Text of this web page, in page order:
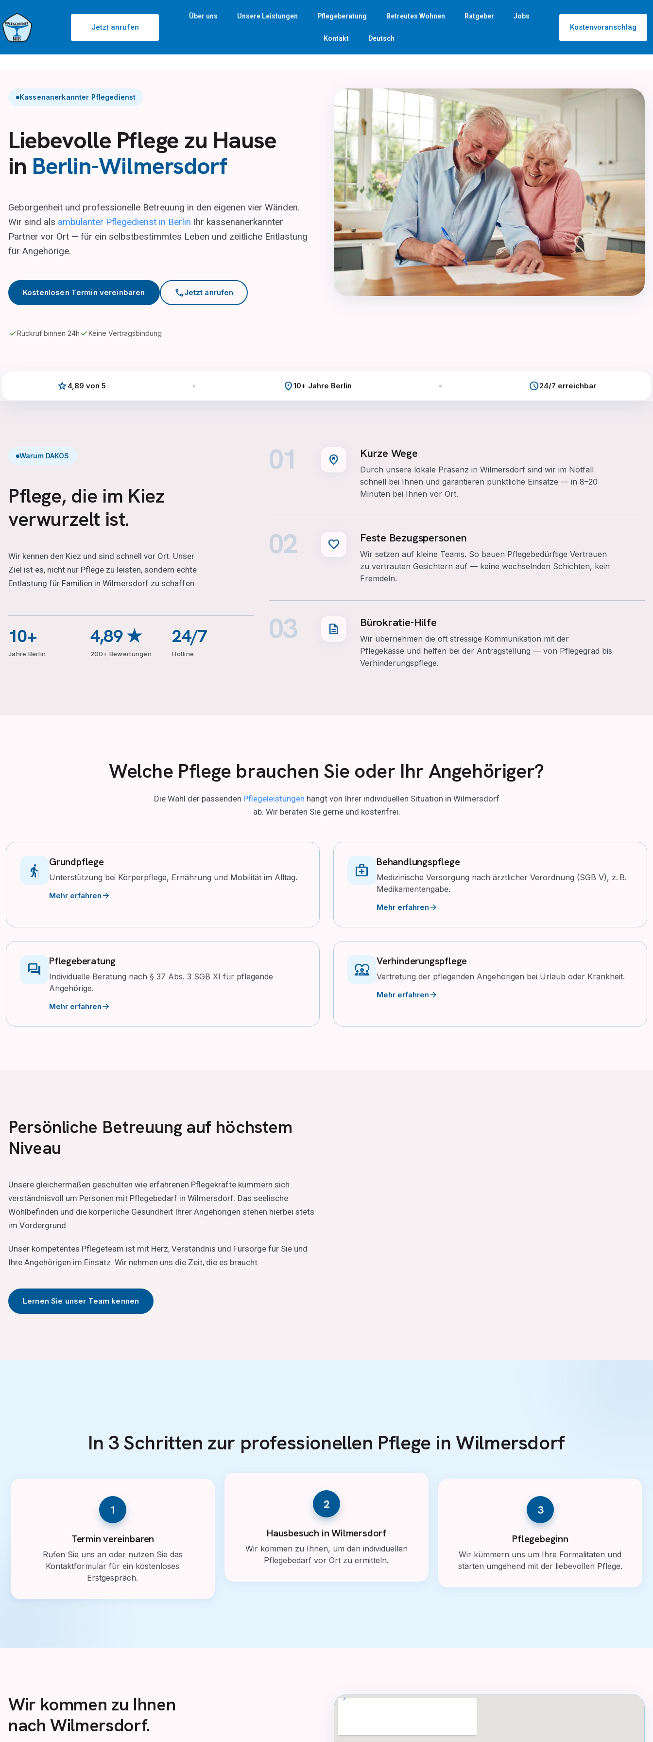
Jetzt anrufen
Über uns Unsere Leistungen Pflegeberatung Betreutes Wohnen Ratgeber Jobs
Kontakt Deutsch
Kostenvoranschlag
Kassenanerkannter Pflegedienst
Liebevolle Pflege zu Hause
in Berlin-Wilmersdorf
Geborgenheit und professionelle Betreuung in den eigenen vier Wänden.
Wir sind als ambulanter Pflegedienst in Berlin Ihr kassenanerkannter
Partner vor Ort — für ein selbstbestimmtes Leben und zeitliche Entlastung
für Angehörige.
Kostenlosen Termin vereinbaren callJetzt anrufen
Rückruf binnen 24h Keine Vertragsbindung
star4,89 von 5 location_on10+ Jahre Berlin schedule24/7 erreichbar
Warum DAKOS
Pflege, die im Kiez
verwurzelt ist.
Wir kennen den Kiez und sind schnell vor Ort. Unser
Ziel ist es, nicht nur Pflege zu leisten, sondern echte
Entlastung für Familien in Wilmersdorf zu schaffen.
10+
Jahre Berlin
4,89 ★
200+ Bewertungen
24/7
Hotline
01 home_pin Kurze Wege
Durch unsere lokale Präsenz in Wilmersdorf sind wir im Notfall
schnell bei Ihnen und garantieren pünktliche Einsätze — in 8–20
Minuten bei Ihnen vor Ort.
02 favorite Feste Bezugspersonen
Wir setzen auf kleine Teams. So bauen Pflegebedürftige Vertrauen
zu vertrauten Gesichtern auf — keine wechselnden Schichten, kein
Fremdeln.
03 description Bürokratie-Hilfe
Wir übernehmen die oft stressige Kommunikation mit der
Pflegekasse und helfen bei der Antragstellung — von Pflegegrad bis
Verhinderungspflege.
Welche Pflege brauchen Sie oder Ihr Angehöriger?
Die Wahl der passenden Pflegeleistungen hängt von Ihrer individuellen Situation in Wilmersdorf
ab. Wir beraten Sie gerne und kostenfrei.
elderly Grundpflege
Unterstützung bei Körperpflege, Ernährung und Mobilität im Alltag.
Mehr erfahren arrow_forward
medical_services Behandlungspflege
Medizinische Versorgung nach ärztlicher Verordnung (SGB V), z. B.
Medikamentengabe.
Mehr erfahren arrow_forward
forum Pflegeberatung
Individuelle Beratung nach § 37 Abs. 3 SGB XI für pflegende
Angehörige.
Mehr erfahren arrow_forward
diversity_1 Verhinderungspflege
Vertretung der pflegenden Angehörigen bei Urlaub oder Krankheit.
Mehr erfahren arrow_forward
Persönliche Betreuung auf höchstem
Niveau
Unsere gleichermaßen geschulten wie erfahrenen Pflegekräfte kümmern sich
verständnisvoll um Personen mit Pflegebedarf in Wilmersdorf. Das seelische
Wohlbefinden und die körperliche Gesundheit Ihrer Angehörigen stehen hierbei stets
im Vordergrund.
Unser kompetentes Pflegeteam ist mit Herz, Verständnis und Fürsorge für Sie und
Ihre Angehörigen im Einsatz. Wir nehmen uns die Zeit, die es braucht.
Lernen Sie unser Team kennen
In 3 Schritten zur professionellen Pflege in Wilmersdorf
1
Termin vereinbaren
Rufen Sie uns an oder nutzen Sie das
Kontaktformular für ein kostenloses
Erstgespräch.
2
Hausbesuch in Wilmersdorf
Wir kommen zu Ihnen, um den individuellen
Pflegebedarf vor Ort zu ermitteln.
3
Pflegebeginn
Wir kümmern uns um Ihre Formalitäten und
starten umgehend mit der liebevollen Pflege.
Wir kommen zu Ihnen
nach Wilmersdorf.